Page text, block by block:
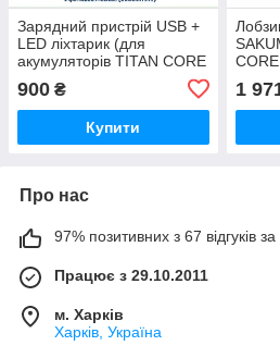
Зарядний пристрій USB +
LED ліхтарик (для
акумуляторів TITAN CORE
900 ₴
Купити
1
Про нас
97% позитивних з 67 відгуків за
Працює з 29.10.2011
м. Харків
Харків, Україна